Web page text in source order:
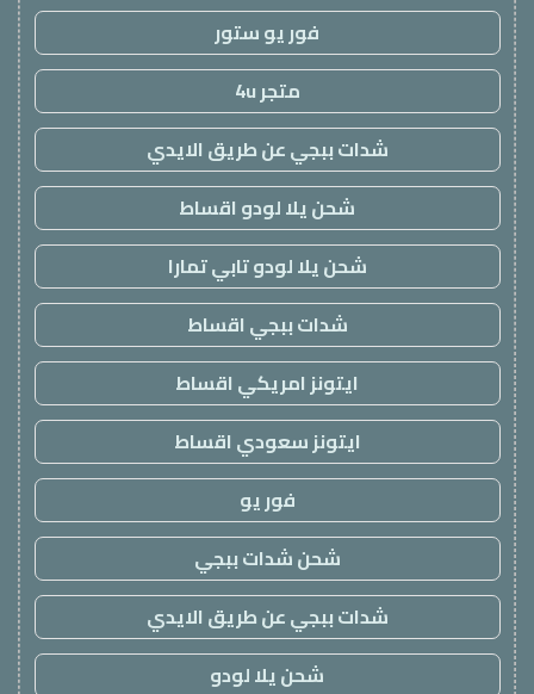
فور يو ستور
متجر 4u
شدات ببجي عن طريق الايدي
شحن يلا لودو اقساط
شحن يلا لودو تابي تمارا
شدات ببجي اقساط
ايتونز امريكي اقساط
ايتونز سعودي اقساط
فور يو
شحن شدات ببجي
شدات ببجي عن طريق الايدي
شحن يلا لودو